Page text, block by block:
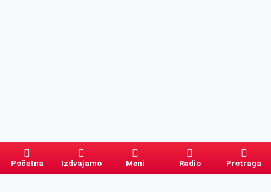
Početna Izdvajamo Meni Radio Pretraga